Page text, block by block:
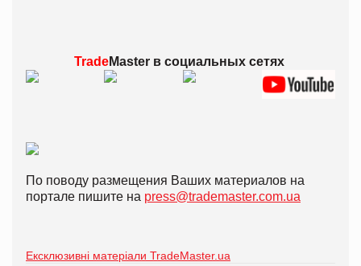
TradeMaster всоциальных сетях
По поводу размещения Ваших материалов на
портале пишите на press@trademaster.com.ua
Ексклюзивні матеріали TradeMaster.ua